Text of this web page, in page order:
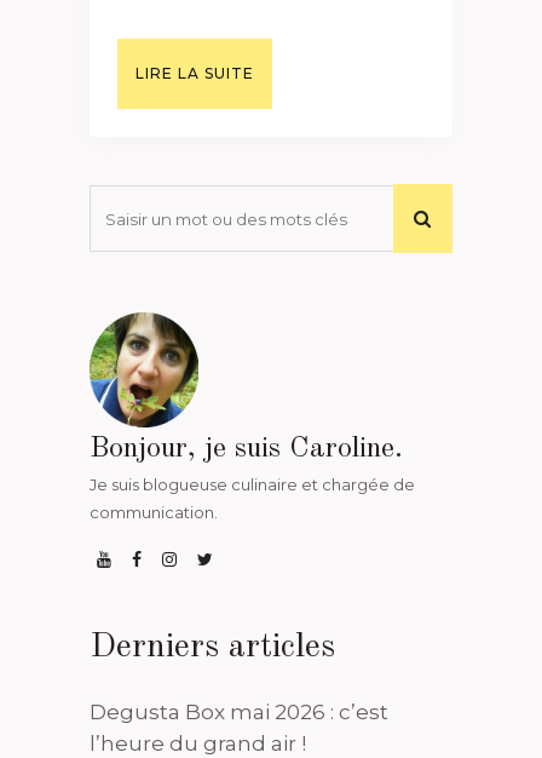
LIRE LA SUITE
Bonjour, je suis Caroline.
Je suis blogueuse culinaire et chargée de
communication.
Derniers articles
Degusta Box mai 2026 : c’est
l’heure du grand air !